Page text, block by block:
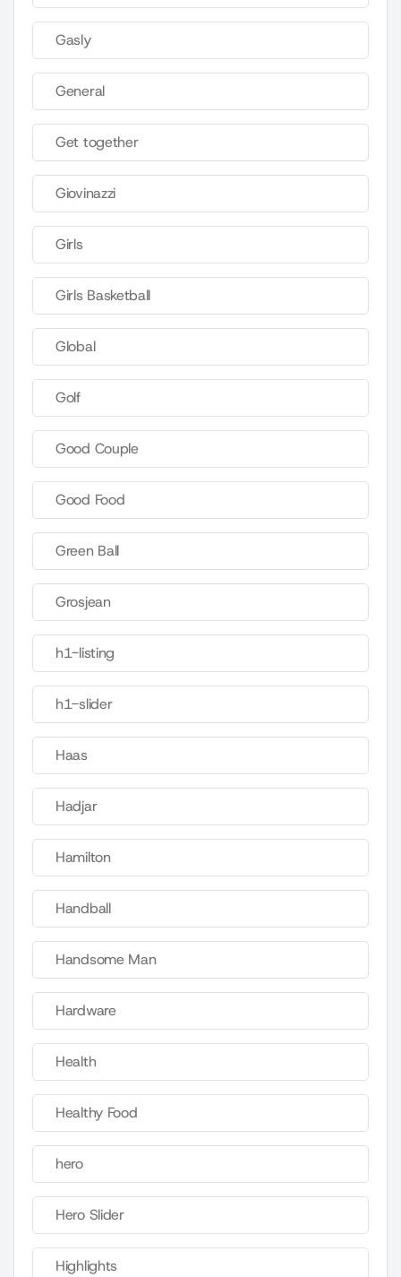
Gasly
General
Get together
Giovinazzi
Girls
Girls Basketball
Global
Golf
Good Couple
Good Food
Green Ball
Grosjean
h1-listing
h1-slider
Haas
Hadjar
Hamilton
Handball
Handsome Man
Hardware
Health
Healthy Food
hero
Hero Slider
Highlights